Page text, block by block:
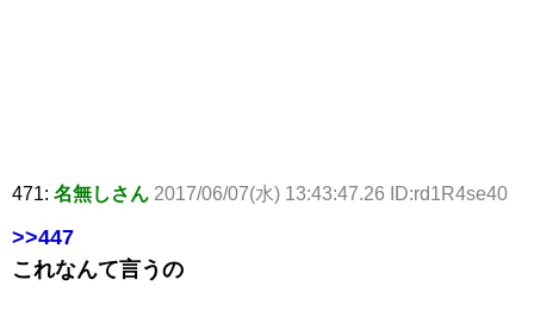
471: 名無しさん 2017/06/07(水) 13:43:47.26 ID:rd1R4se40
>>447
これなんて言うの